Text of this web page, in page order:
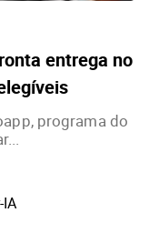
entrega no
programa do